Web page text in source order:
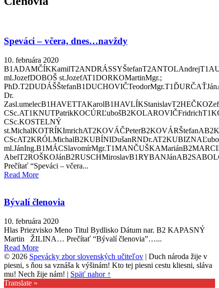
Speváci – včera, dnes…navždy
10. februára 2020
ml.JozefDOBOŠ st.JozefAT1DORKOMartinMgr.;
Dr.
CSc.KOSTELNÝ
Prečítať “Speváci – včera...
Read More
Bývalí členovia
10. februára 2020
Hlas Priezvisko Meno Titul Bydlisko Dátum nar. B2 KAPASNÝ
Martin ŽILINA… Prečítať “Bývalí členovia”…...
Read More
© 2026 Spevácky zbor slovenských učiteľov | Duch národa žije v
piesni, s ňou sa vznáša k výšinám! Kto tej piesni cestu kliesni, sláva
mu! Nech žije nám! | Späť nahor ↑
Translate »